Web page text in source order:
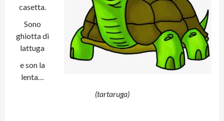
casetta.
Sono
ghiotta di
lattuga
e son la
lenta…
(tartaruga)